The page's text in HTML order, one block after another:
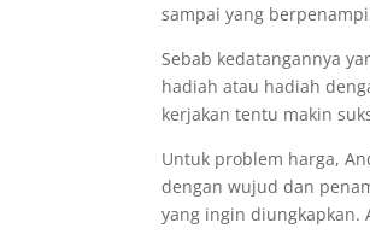
sampai yang
Sebab kedatangannya
hadiah atau hadiah
kerjakan tentu makin
Untuk problem harga,
dengan wujud dan
yang ingin diungkapkan.